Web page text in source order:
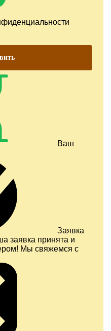
Ваш
Заявка
заявка принята и
Мы свяжемся с